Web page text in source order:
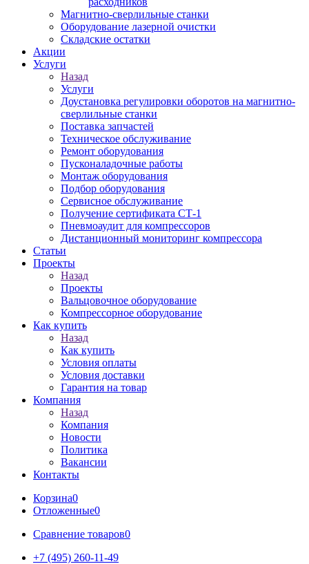
Магнитно-сверлильные станки
Оборудование лазерной очистки
Складские остатки
Акции
Услуги
Назад
Услуги
Доустановка регулировки оборотов на магнитно-
сверлильные станки
Поставка запчастей
Техническое обслуживание
Ремонт оборудования
Пусконаладочные работы
Монтаж оборудования
Подбор оборудования
Сервисное обслуживание
Получение сертификата СТ-1
Пневмоаудит для компрессоров
Дистанционный мониторинг компрессора
Статьи
Проекты
Назад
Проекты
Вальцовочное оборудование
Компрессорное оборудование
Как купить
Назад
Как купить
Условия оплаты
Условия доставки
Гарантия на товар
Компания
Назад
Компания
Новости
Политика
Вакансии
Контакты
Корзина0
Отложенные0
Сравнение товаров0
+7 (495) 260-11-49